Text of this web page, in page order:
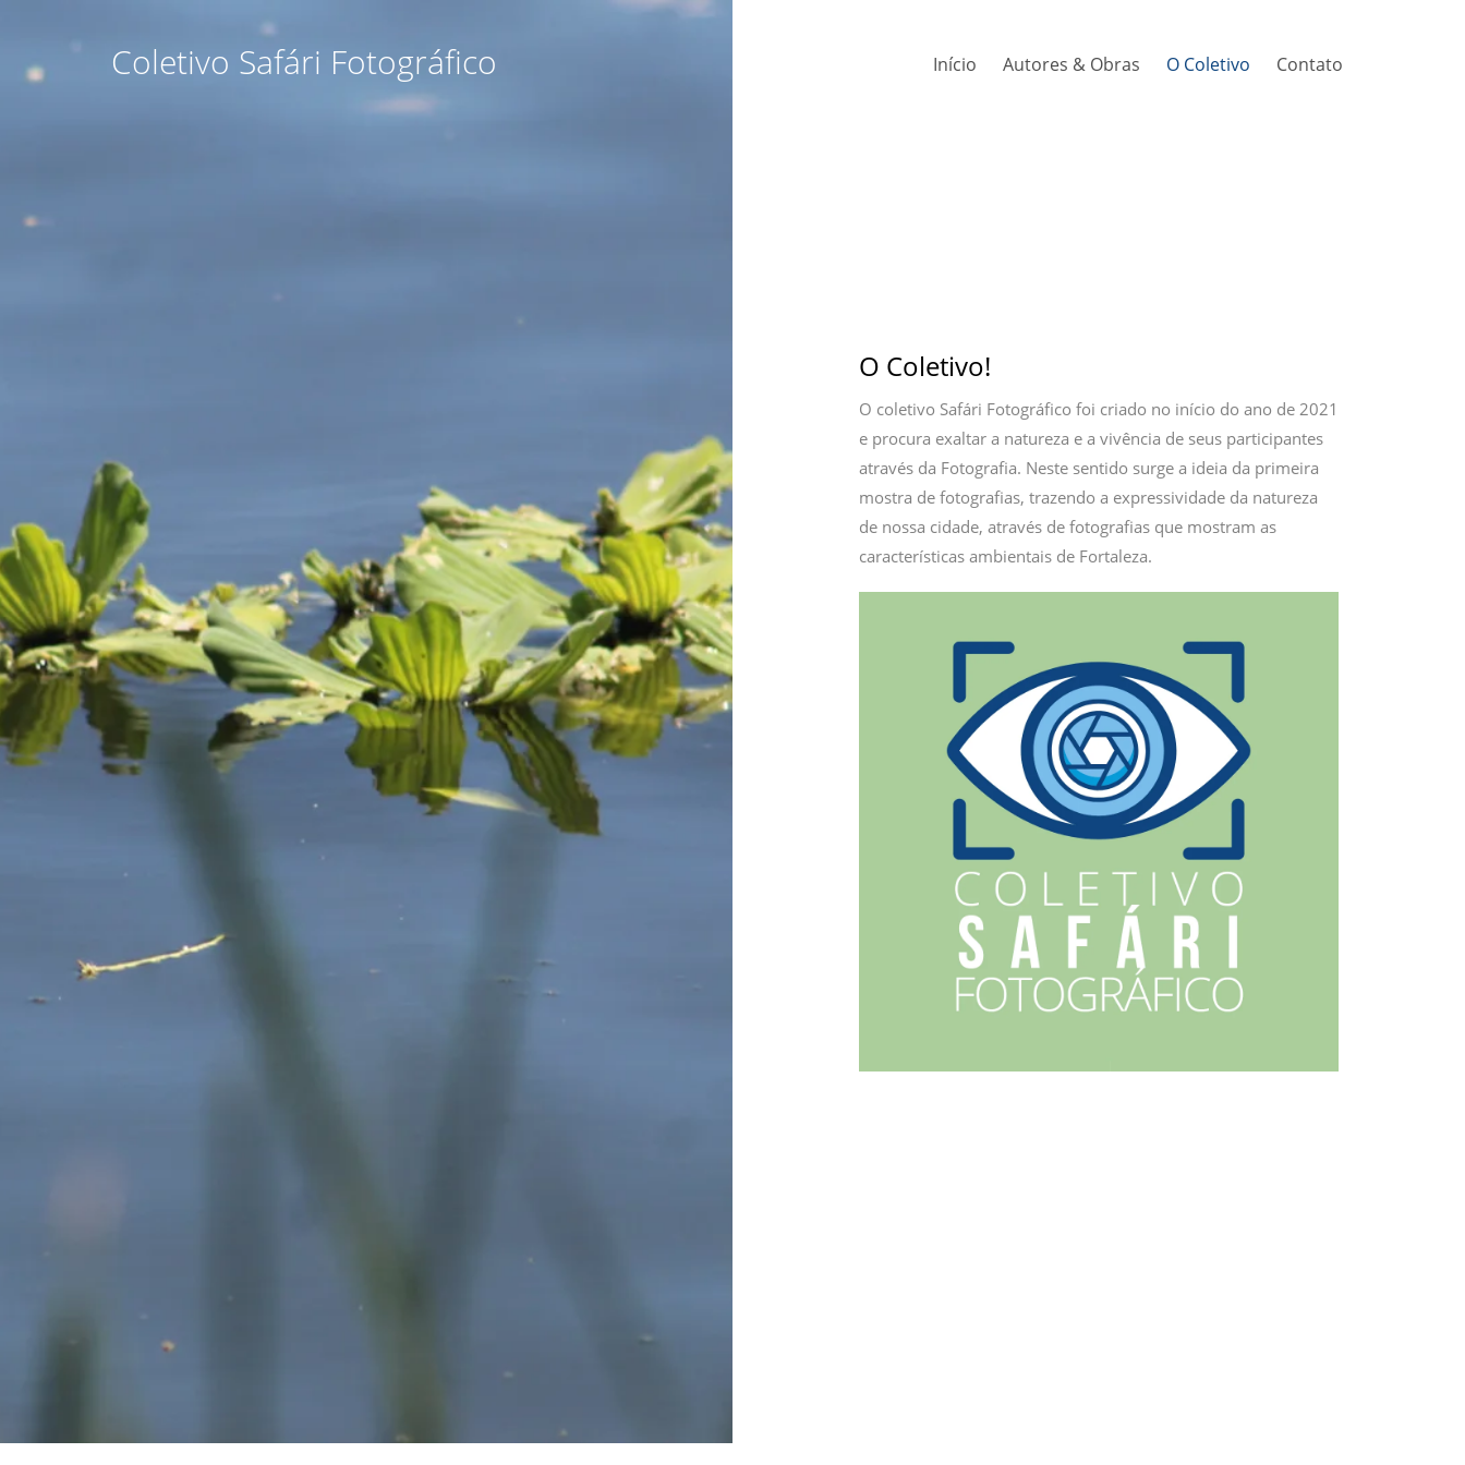
Coletivo Safári Fotográfico Início Autores & Obras O Coletivo Contato
O Coletivo!
O coletivo Safári Fotográfico foi criado no início do ano de 2021
e procura exaltar a natureza e a vivência de seus participantes
através da Fotografia. Neste sentido surge a ideia da primeira
mostra de fotografias, trazendo a expressividade da natureza
de nossa cidade, através de fotografias que mostram as
características ambientais de Fortaleza.